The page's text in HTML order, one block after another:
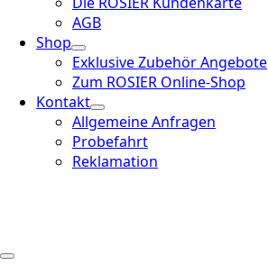
AGB
Shop
Exklusive Zubehör Angebote
Zum ROSIER Online-Shop
Kontakt
Allgemeine Anfragen
Probefahrt
Reklamation